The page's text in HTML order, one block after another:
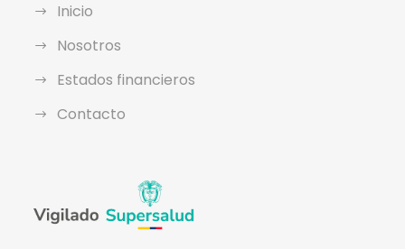
Inicio
Nosotros
Estados financieros
Contacto